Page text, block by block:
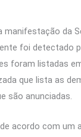
manifestação da
foi detectado
foram listadas
que lista as
são anunciadas.
acordo com um